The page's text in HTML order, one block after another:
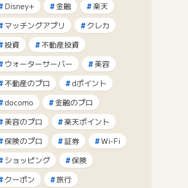
Disney+
金融
楽天
マッチングアプリ
クレカ
投資
不動産投資
ウォーターサーバー
美容
不動産のプロ
dポイント
docomo
金融のプロ
美容のプロ
楽天ポイント
保険のプロ
証券
Wi-Fi
ショッピング
保険
クーポン
旅行